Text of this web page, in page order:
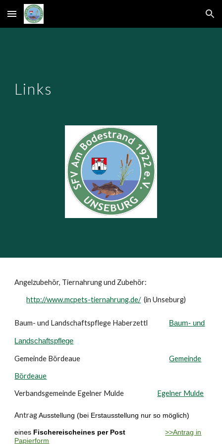
Skip to main content Skip to navigation
Links
Angelzubehör, Tiernahrung und Zubehör:
http://www.mcpets-tiernahrung.de/(in Unseburg)
Baum- und Landschaftspflege Haberzettl Baum- und
Landschaftspflege
Gemeinde Bördeaue Gemeinde
Bördeaue
Verbandsgemeinde Egelner Mulde Egelner Mulde
AntragAusstellung (bei Erstausstellung nur so möglich)
eines Fischereischeines per Post
>>Antrag in
Papierform